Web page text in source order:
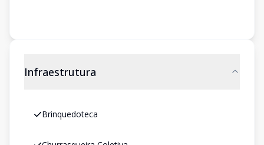
Infraestrutura
Brinquedoteca